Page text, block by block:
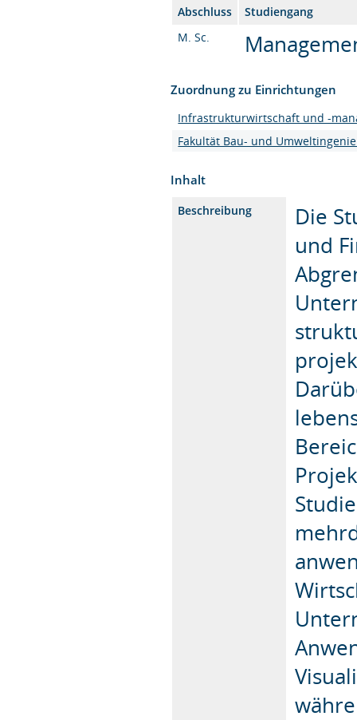
Abschluss
Studiengang
M. Sc.
Zuordnung zu Einrichtungen
Infrastrukturwirtschaft und -
Fakultät Bau- und
Inhalt
Beschreibung
Die
und